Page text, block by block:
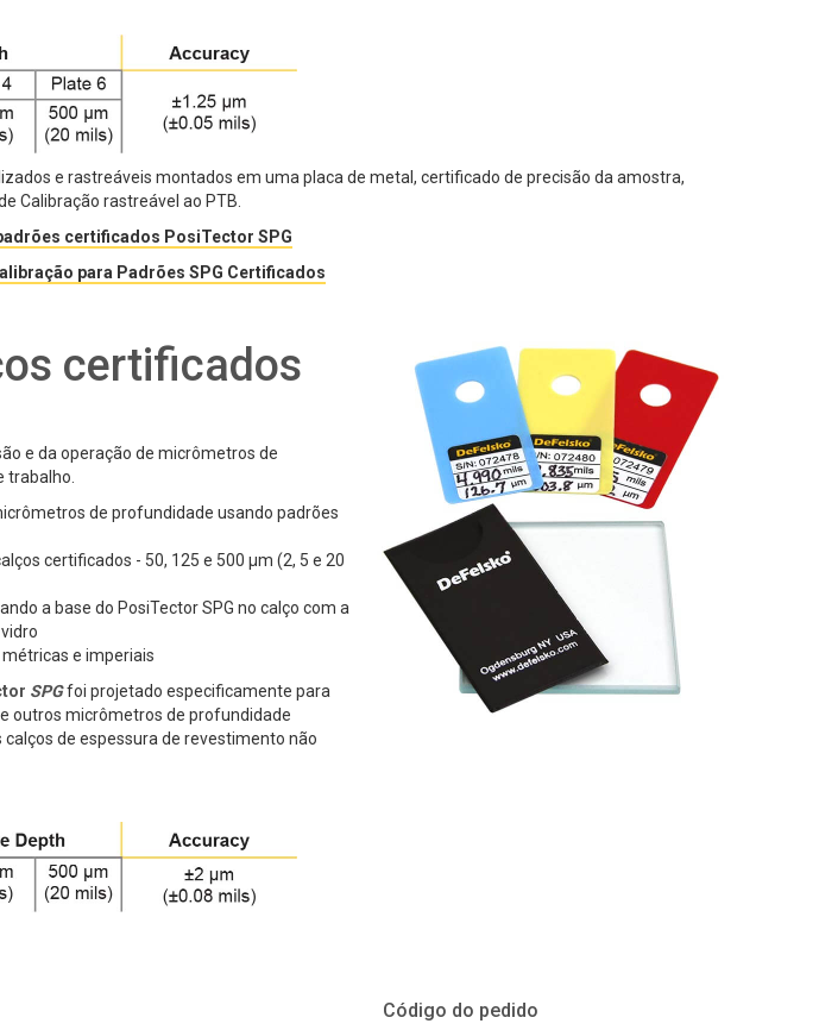
e rastreáveis montados em uma placa de metal, certificado de precisão da amostra,
Calibração rastreável ao PTB.
certificados PosiTector SPG
para Padrões SPG Certificados
certificados
e da operação de micrômetros de
trabalho.
de profundidade usando padrões
certificados - 50, 125 e 500 μm (2, 5 e 20
a base do PosiTector SPG no calço com a
e imperiais
SPGfoi projetado especificamente para
outros micrômetros de profundidade
de espessura de revestimento não
Código do pedido